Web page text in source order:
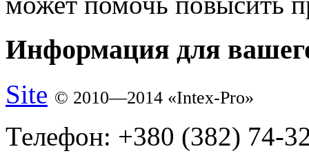
Информация для
Site © 2010—2014 «Intex-Pro»
Телефон: +380 (382) 74-